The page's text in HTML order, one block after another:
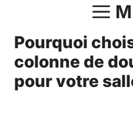
contenu
Pourquoi
colonne de
pour votre